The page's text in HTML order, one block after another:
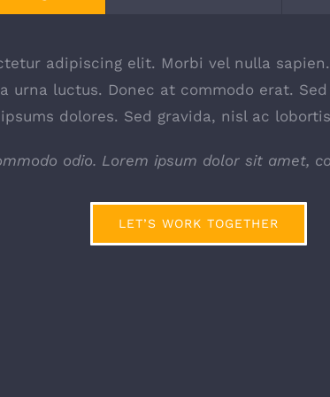
adipiscing elit. Morbi vel nulla
urna luctus. Donec at commodo erat.
dolores. Sed gravida, nisl ac
odio. Lorem ipsum dolor sit amet,
LET’S WORK TOGETHER